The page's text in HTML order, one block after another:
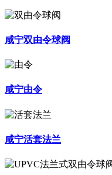
咸宁双由令球阀
咸宁由令
咸宁活套法兰